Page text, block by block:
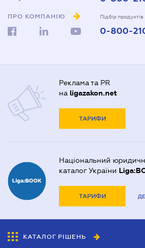
ПРО КОМПАНІЮ Підбір
0-800-
Реклама та PR
на ligazakon.net
ТАРИФИ
Національний
каталог України
ТАРИФИ
КАТАЛОГ РІШЕНЬ